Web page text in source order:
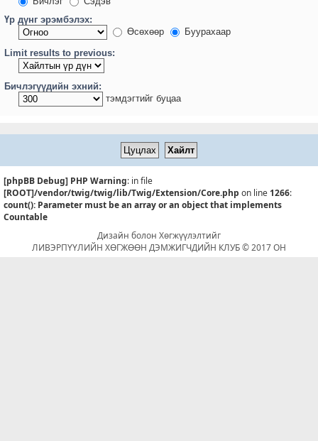
Үр дүнг эрэмбэлэх:
Өсөхөөр
Буурахаар
Limit results to previous:
Бичлэгүүдийн эхний:
тэмдэгтийг буцаа
[phpBB Debug] PHP Warning: in file
[ROOT]/vendor/twig/twig/lib/Twig/Extension/Core.php on line 1266:
count(): Parameter must be an array or an object that implements
Countable
Дизайн болон Хөгжүүлэлтийг
ЛИВЭРПҮҮЛИЙН ХӨГЖӨӨН ДЭМЖИГЧДИЙН КЛУБ © 2017 ОН